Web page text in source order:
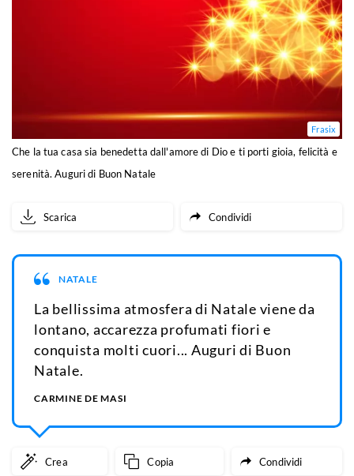
Frasix
Che la tua casa sia benedetta dall'amore di Dio e ti porti gioia, felicità e
serenità. Auguri di Buon Natale
Scarica Condividi
NATALE
La bellissima atmosfera di Natale viene da
lontano, accarezza profumati fiori e
conquista molti cuori... Auguri di Buon
Natale.
CARMINE DE MASI
Crea Copia Condividi